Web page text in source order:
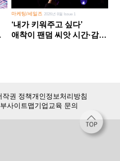
마케팅/세일즈 2026년 8월 Issue 1
‘내가 키워주고 싶다’
애착이 팬덤 씨앗 시간·감정
작권 정책개인정보처리방침
사이트맵기업교육 문의